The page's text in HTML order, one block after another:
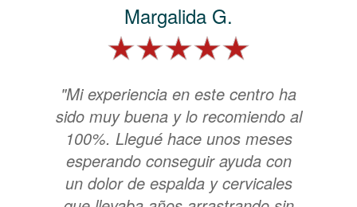
Margalida G.
"Mi experiencia en este centro ha
sido muy buena y lo recomiendo al
100%. Llegué hace unos meses
esperando conseguir ayuda con
un dolor de espalda y cervicales